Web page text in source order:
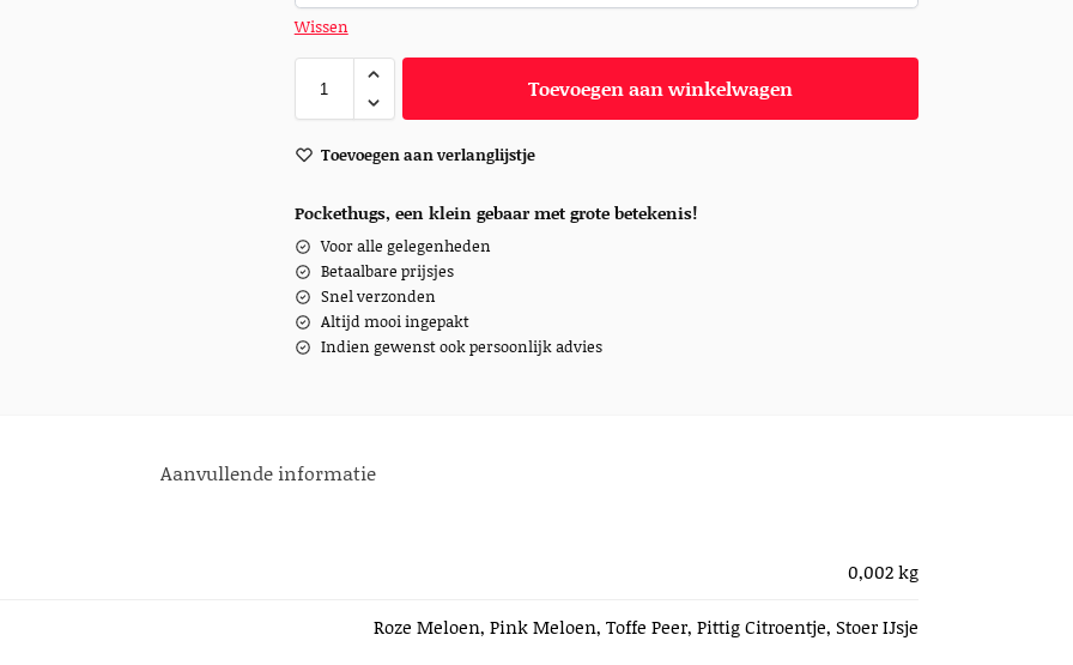
Wissen
Toevoegen aan winkelwagen
Toevoegen aan verlanglijstje
Pockethugs, een klein gebaar met grote betekenis!
Voor alle gelegenheden
Betaalbare prijsjes
Snel verzonden
Altijd mooi ingepakt
Indien gewenst ook persoonlijk advies
Aanvullende informatie
0,002 kg
Roze Meloen, Pink Meloen, Toffe Peer, Pittig Citroentje, Stoer IJsje